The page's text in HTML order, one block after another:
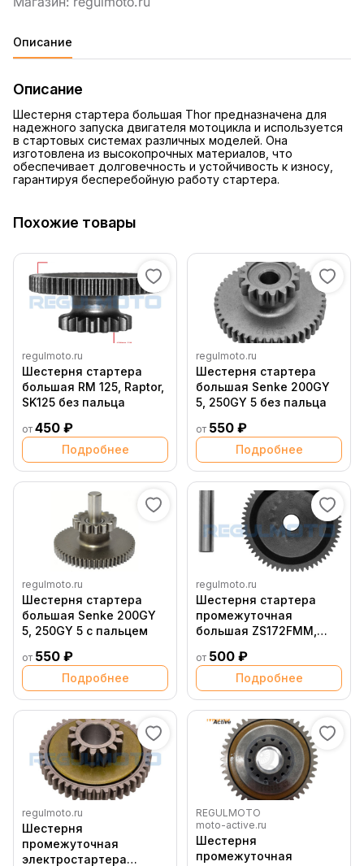
Описание
Описание
Шестерня стартера большая Thor предназначена для
надежного запуска двигателя мотоцикла и используется
в стартовых системах различных моделей. Она
изготовлена из высокопрочных материалов, что
обеспечивает долговечность и устойчивость к износу,
гарантируя бесперебойную работу стартера.
Похожие товары
regulmoto.ru
Шестерня стартера
большая RM 125, Raptor,
SK125 без пальца
от 450 ₽
Подробнее
regulmoto.ru
Шестерня стартера
большая Senke 200GY
5, 250GY 5 без пальца
от 550 ₽
Подробнее
regulmoto.ru
Шестерня стартера
большая Senke 200GY
5, 250GY 5 с пальцем
от 550 ₽
Подробнее
regulmoto.ru
Шестерня стартера
промежуточная
большая ZS172FMM,
пальцем
от 500 ₽
Подробнее
regulmoto.ru
Шестерня
промежуточная
электростартера
REGULMOTO
moto-active.ru
Шестерня
промежуточная